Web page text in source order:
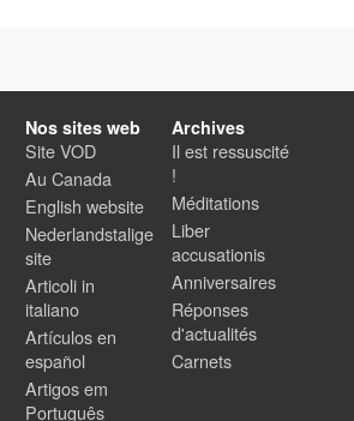
Nos sites web
Site VOD
Au Canada
English website
Nederlandstalige
site
Articoli in
italiano
Artículos en
español
Artigos em
Português
Archives
Il est ressuscité
!
Méditations
Liber
accusationis
Anniversaires
Réponses
d'actualités
Carnets